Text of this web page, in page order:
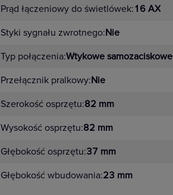
Prąd łączeniowy do świetlówek:16 AX
Styki sygnału zwrotnego:Nie
Typ połączenia:Wtykowe samozaciskowe
Przełącznik pralkowy:Nie
Szerokość osprzętu:82 mm
Wysokość osprzętu:82 mm
Głębokość osprzętu:37 mm
Głębokość wbudowania:23 mm